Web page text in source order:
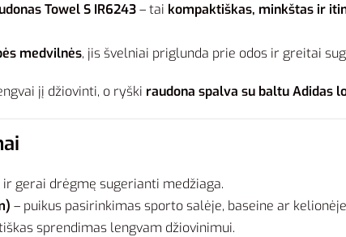
Towel S IR6243– tai kompaktiškas, minkštas ir
medvilnės, jis švelniai priglunda prie odos ir greitai
jį džiovinti, o ryški raudona spalva su baltu Adidas
gerai drėgmę sugerianti medžiaga.
– puikus pasirinkimas sporto salėje, baseine ar
sprendimas lengvam džiovinimui.